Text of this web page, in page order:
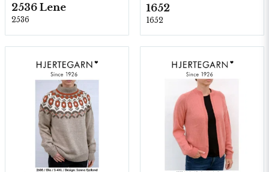
2536 Lene
2536
1652
1652